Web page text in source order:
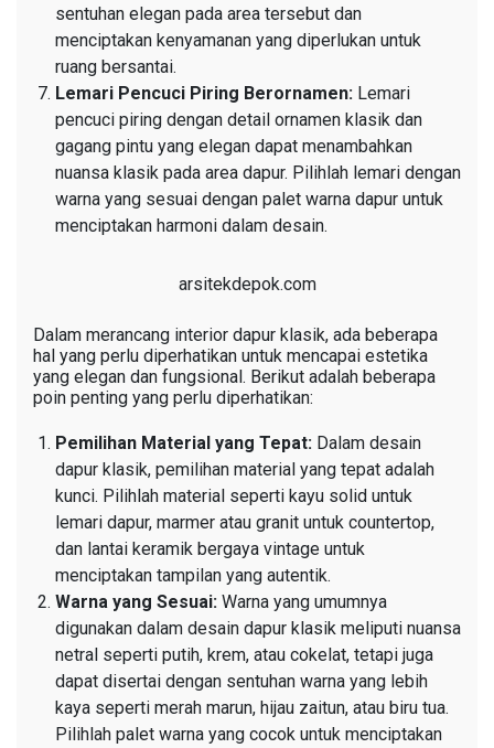
sentuhan elegan pada area tersebut dan
menciptakan kenyamanan yang diperlukan untuk
ruang bersantai.
Lemari Pencuci Piring Berornamen: Lemari
pencuci piring dengan detail ornamen klasik dan
gagang pintu yang elegan dapat menambahkan
nuansa klasik pada area dapur. Pilihlah lemari dengan
warna yang sesuai dengan palet warna dapur untuk
menciptakan harmoni dalam desain.
arsitekdepok.com
Dalam merancang interior dapur klasik, ada beberapa
hal yang perlu diperhatikan untuk mencapai estetika
yang elegan dan fungsional. Berikut adalah beberapa
poin penting yang perlu diperhatikan:
Pemilihan Material yang Tepat: Dalam desain
dapur klasik, pemilihan material yang tepat adalah
kunci. Pilihlah material seperti kayu solid untuk
lemari dapur, marmer atau granit untuk countertop,
dan lantai keramik bergaya vintage untuk
menciptakan tampilan yang autentik.
Warna yang Sesuai: Warna yang umumnya
digunakan dalam desain dapur klasik meliputi nuansa
netral seperti putih, krem, atau cokelat, tetapi juga
dapat disertai dengan sentuhan warna yang lebih
kaya seperti merah marun, hijau zaitun, atau biru tua.
Pilihlah palet warna yang cocok untuk menciptakan